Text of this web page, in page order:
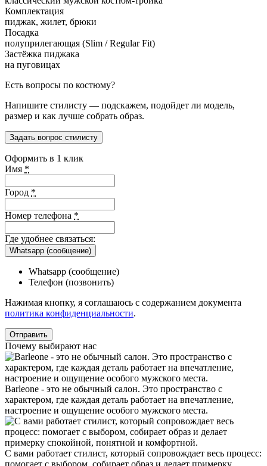
Комплектация
пиджак, жилет, брюки
Посадка
полуприлегающая (Slim / Regular Fit)
Застёжка пиджака
на пуговицах
Есть вопросы по костюму?
Напишите стилисту — подскажем, подойдет ли модель,
размер и как лучше собрать образ.
Задать вопрос стилисту
Оформить в 1 клик
Имя *
Город *
Номер телефона *
Где удобнее связаться:
Whatsapp (сообщение)
Whatsapp (сообщение)
Телефон (позвонить)
Нажимая кнопку, я соглашаюсь с содержанием документа
политика конфиденциальности.
Почему выбирают нас
Barleone - это не обычный салон. Это пространство с
характером, где каждая деталь работает на впечатление,
настроение и ощущение особого мужского места.
С вами работает стилист, который сопровождает весь процесс:
помогает с выбором, собирает образ и делает примерку